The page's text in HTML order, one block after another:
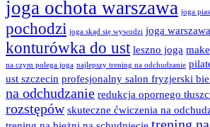
joga ochota warszawa joga
pochodzi joga skąd się wywodzi joga
konturówka do ust leszno joga
na czym polega joga najlepszy trening na odchudzanie
ust szczecin profesjonalny salon fryzjerski
na odchudzanie redukcja opornego
rozstępów skuteczne ćwiczenia na